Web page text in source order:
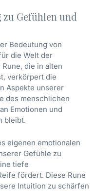
Gefühlen und
Bedeutung von
die Welt der
die in alten
verkörpert die
Aspekte unserer
des menschlichen
Emotionen und
bleibt.
eigenen emotionalen
Gefühle zu
tiefe
fördert. Diese Rune
Intuition zu schärfen